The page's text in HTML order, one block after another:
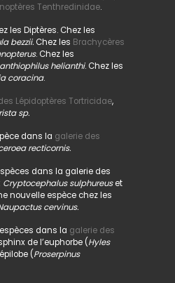
Tenthredinidae.
les Diptères. Chez les
bezzii. Chez les Brachycères
. Chez les
helianthi. Chez les
coracina.
Lépidoptères Tortricidae,
sp.
dans la galerie des
recticornis.
dans la galerie des
Cryptocephalus sulphureuset
nouvelle espèce chez les
cervinus.
dans la galerie des
de l’euphorbe (Hyles
(Proserpinus